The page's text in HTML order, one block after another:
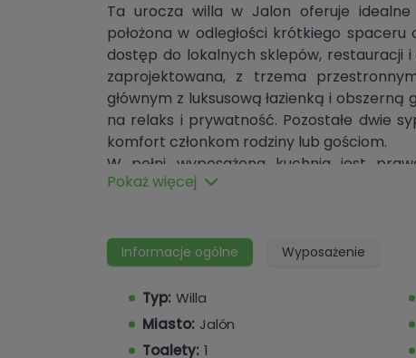
Ta urocza willa w Jalon oferuje
położona w odległości krótkiego
dostęp do lokalnych sklepów, restauracji
zaprojektowana, z trzema
głównym z luksusową łazienką i
na relaks i prywatność. Pozostałe dwie
komfort członkom rodziny lub gościom.
W pełni wyposażona kuchnia jest
urządzenia, dużo miejsca na blacie i
swobodnego relaksu, jak i formalnych
naturalnym światłem, wzmacniając
środka to, co na zewnątrz.
Praktyczność jest kluczowa, z dobrze
Pokaż więcej
Informacje ogólne Wyposażenie
Typ: Willa
Miasto: Jalón
Toalety: 1